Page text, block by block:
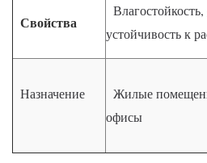
Свойства
устойчивость к
Назначение
Жилые
офисы